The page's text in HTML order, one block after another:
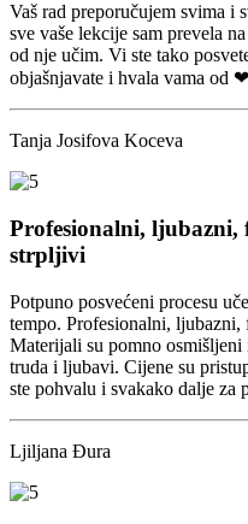
Vaš rad preporučujem svima
sve vaše lekcije sam prevela
od nje učim. Vi ste tako
objašnjavate i hvala vama od
Tanja Josifova Koceva
Profesionalni,
strpljivi
Potpuno posvećeni procesu
tempo. Profesionalni,
Materijali su pomno
truda i ljubavi. Cijene su
ste pohvalu i svakako dalje za
Ljiljana Đura